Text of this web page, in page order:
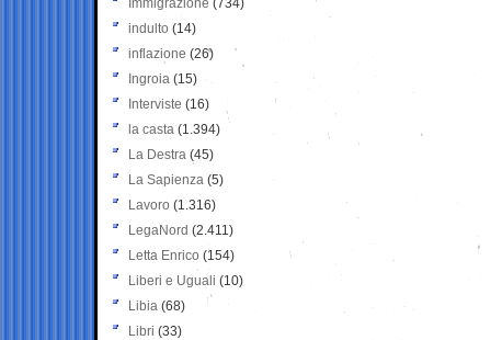
Immigrazione (734)
indulto (14)
inflazione (26)
Ingroia (15)
Interviste (16)
la casta (1.394)
La Destra (45)
La Sapienza (5)
Lavoro (1.316)
LegaNord (2.411)
Letta Enrico (154)
Liberi e Uguali (10)
Libia (68)
Libri (33)